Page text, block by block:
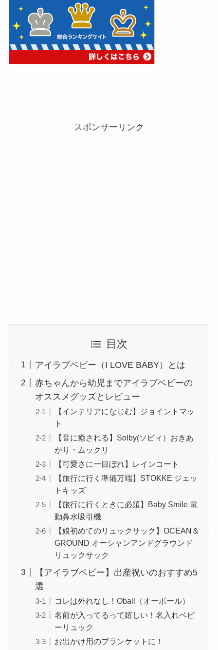
スポンサーリンク
目次
アイラブベビー（I LOVE BABY）とは
赤ちゃんから幼児までアイラブベビーの
オススメグッズとレビュー
【インテリアになじむ】ジョイントマッ
ト
【音に癒される】Solby(ソビィ）おきあ
がり・ムックリ
【可愛さに一目ぼれ】レインコート
【旅行に行く準備万端】STOKKE ジェッ
トキッズ
【旅行に行くときに必須】Baby Smile 電
動鼻水吸引機
【娘初めてのリュックサック】OCEAN＆
GROUND オーシャンアンドグラウンド
リュックサック
【アイラブベビー】出産祝いのおすすめ5
選
コレは外れなし！Oball（オーボール）
名前が入ってるって嬉しい！名入れベビ
ーリュック
お出かけ用のブランケットに！